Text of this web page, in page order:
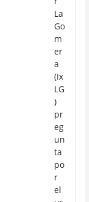
La
Go
m
er
a
(Ix
LG
)
pr
eg
un
ta
po
r
el